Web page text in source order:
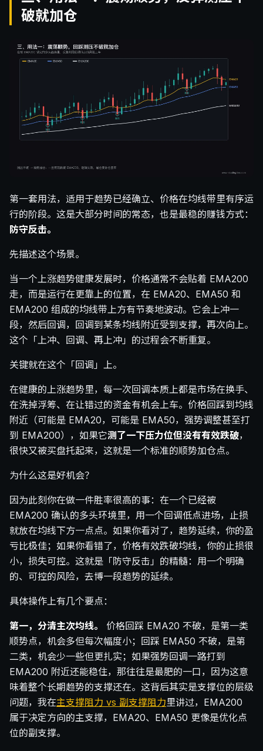
破就加仓
第一套用法，适用于趋势已经确立、价格在均线带里有序运
行的阶段。这是大部分时间的常态，也是最稳的赚钱方式：
防守反击。
先描述这个场景。
当一个上涨趋势健康发展时，价格通常不会贴着 EMA200
走，而是运行在更靠上的位置，在 EMA20、EMA50 和
EMA200 组成的均线带上方有节奏地波动。它会上冲一
段，然后回调，回调到某条均线附近受到支撑，再次向上。
这个「上冲、回调、再上冲」的过程会不断重复。
关键就在这个「回调」上。
在健康的上涨趋势里，每一次回调本质上都是市场在换手、
在洗掉浮筹、在让错过的资金有机会上车。价格回踩到均线
附近（可能是 EMA20，可能是 EMA50，强势调整甚至打
到 EMA200），如果它测了一下压力位但没有有效跌破，
很快又被买盘托起来，这就是一个标准的顺势加仓点。
为什么这是好机会？
因为此刻你在做一件胜率很高的事：在一个已经被
EMA200 确认的多头环境里，用一个回调低点进场，止损
就放在均线下方一点点。如果你看对了，趋势延续，你的盈
亏比极佳；如果你看错了，价格有效跌破均线，你的止损很
小，损失可控。这就是「防守反击」的精髓：用一个明确
的、可控的风险，去博一段趋势的延续。
具体操作上有几个要点：
第一，分清主次均线。
价格回踩 EMA20 不破，是第一类
顺势点，机会多但每次幅度小；回踩 EMA50 不破，是第
二类，机会少一些但更扎实；如果强势回调一路打到
EMA200 附近还能稳住，那往往是最肥的一口，因为这意
味着整个长期趋势的支撑还在。这背后其实是支撑位的层级
问题，我在主支撑阻力 vs 副支撑阻力里讲过，EMA200
属于决定方向的主支撑，EMA20、EMA50 更像是优化点
位的副支撑。